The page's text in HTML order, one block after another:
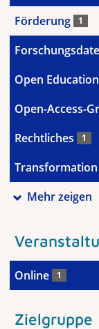
Förderung 1
Open
Open-Access-
Rechtliches 1
Transformation
Mehr zeigen
Online 1
Zielgruppe